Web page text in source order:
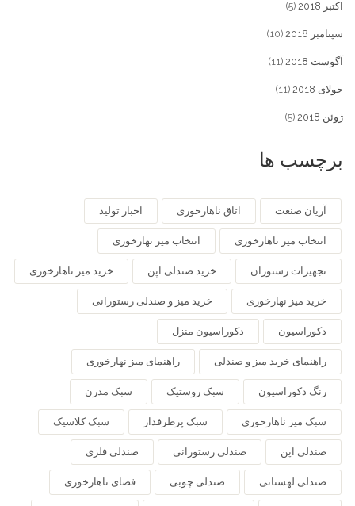
اکتبر 2018 (5)
سپتامبر 2018 (10)
آگوست 2018 (11)
جولای 2018 (11)
ژوئن 2018 (5)
برچسب ها
آریان صنعت اتاق ناهارخوری اخبار تولید
انتخاب میز ناهارخوری انتخاب میز نهارخوری
تجهیزات رستوران خرید صندلی اپن خرید میز ناهارخوری
خرید میز نهارخوری خرید میز و صندلی رستورانی
دکوراسیون دکوراسیون منزل
راهنمای خرید میز و صندلی راهنمای میز نهارخوری
رنگ دکوراسیون سبک روستیک سبک مدرن
سبک میز ناهارخوری سبک پرطرفدار سبک کلاسیک
صندلی اپن صندلی رستورانی صندلی فلزی
صندلی لهستانی صندلی چوبی فضای ناهارخوری